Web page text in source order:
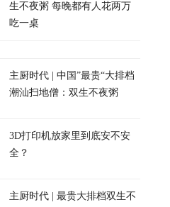
生不夜粥 每晚都有人花两万
吃一桌
主厨时代 | 中国”最贵“大排档
潮汕扫地僧：双生不夜粥
3D打印机放家里到底安不安
全？
主厨时代 | 最贵大排档双生不